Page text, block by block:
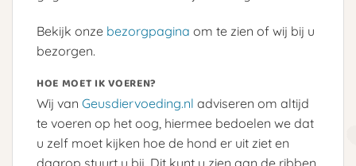
Bekijk onze bezorgpagina om te zien of wij bij u
bezorgen.
HOE MOET IK VOEREN?
Wij van Geusdiervoeding.nl adviseren om altijd
te voeren op het oog, hiermee bedoelen we dat
u zelf moet kijken hoe de hond er uit ziet en